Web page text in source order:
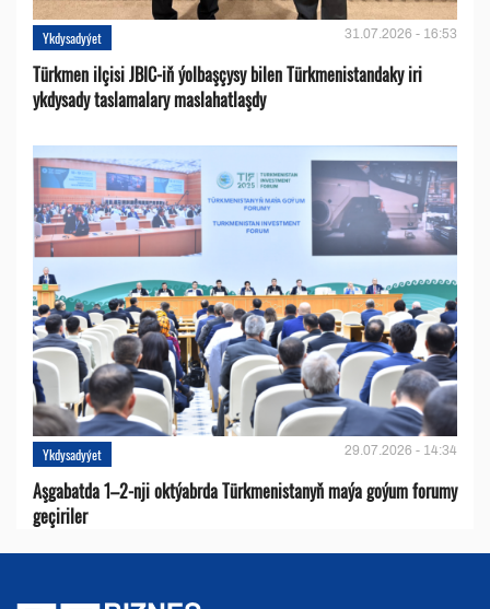
Ykdysadyýet 31.07.2026 - 16:53
Türkmen ilçisi JBIC-iň ýolbaşçysy bilen Türkmenistandaky iri
ykdysady taslamalary maslahatlaşdy
Ykdysadyýet 29.07.2026 - 14:34
Aşgabatda 1–2-nji oktýabrda Türkmenistanyň maýa goýum forumy
geçiriler